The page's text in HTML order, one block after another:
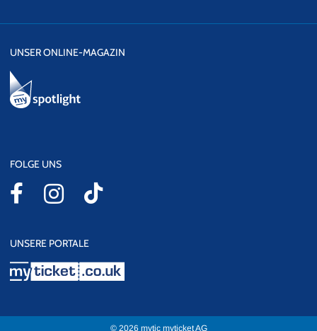
UNSER ONLINE-MAGAZIN
FOLGE UNS
UNSERE PORTALE
© 2026 mytic myticket AG